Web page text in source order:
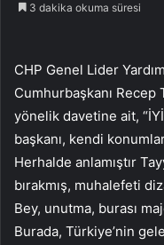
3 dakika okuma süresi
CHP Genel Lider
Cumhurbaşkanı Recep
yönelik davetine ait,
başkanı, kendi
Herhalde anlamıştır
bırakmış, muhalefeti
Bey, unutma, burası
Burada, Türkiye’nin